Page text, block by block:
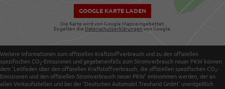
GOOGLE KARTE LADEN
Die Karte wird von Google Maps eingebettet.
Es gelten die Datenschutzerklärungen von Google.
Weitere Informationen zum offiziellen Kraftstoffverbrauch und zu den offiziellen
spezifischen CO 2-Emissionen und gegebenenfalls zum Stromverbrauch neuer PKW können
dem 'Leitfaden über den offiziellen Kraftstoffverbrauch, die offiziellen spezifischen CO 2-
Emissionen und den offiziellen Stromverbrauch neuer PKW' entnommen werden, der an
allen Verkaufsstellen und bei der 'Deutschen Automobil Treuhand GmbH' unentgeltlich